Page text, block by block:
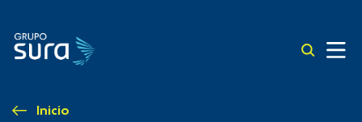
Inicio